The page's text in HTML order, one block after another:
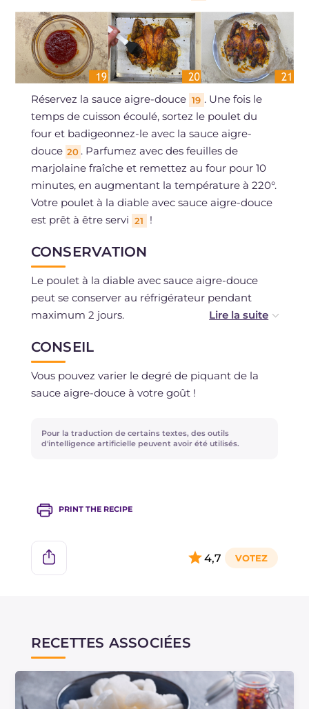
Réservez la sauce aigre-douce 19 . Une fois le
temps de cuisson écoulé, sortez le poulet du
four et badigeonnez-le avec la sauce aigre-
douce 20 . Parfumez avec des feuilles de
marjolaine fraîche et remettez au four pour 10
minutes, en augmentant la température à 220°.
Votre poulet à la diable avec sauce aigre-douce
est prêt à être servi 21 !
CONSERVATION
Le poulet à la diable avec sauce aigre-douce
peut se conserver au réfrigérateur pendant
maximum 2 jours.
La congélation est déconseillée.
CONSEIL
Vous pouvez varier le degré de piquant de la
sauce aigre-douce à votre goût !
Pour la traduction de certains textes, des outils
d'intelligence artificielle peuvent avoir été utilisés.
PRINT THE RECIPE
4,7
RECETTES ASSOCIÉES